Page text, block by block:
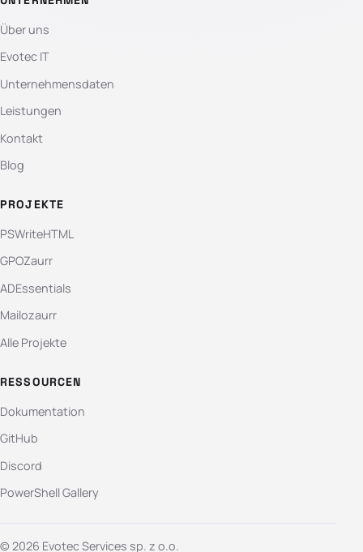
Über uns
Evotec IT
Unternehmensdaten
Leistungen
Kontakt
Blog
PROJEKTE
PSWriteHTML
GPOZaurr
ADEssentials
Mailozaurr
Alle Projekte
RESSOURCEN
Dokumentation
GitHub
Discord
PowerShell Gallery
© 2026 Evotec Services sp. z o.o.